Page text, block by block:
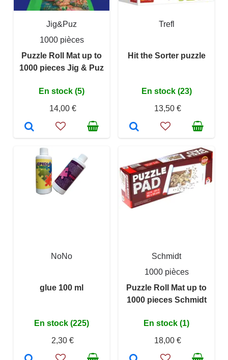
Jig&Puz
1000 pièces
Puzzle Roll Mat up to
1000 pieces Jig & Puz
En stock (5)
14,00 €
Trefl
Hit the Sorter puzzle
En stock (23)
13,50 €
NoNo
glue 100 ml
En stock (225)
2,30 €
Schmidt
1000 pièces
Puzzle Roll Mat up to
1000 pieces Schmidt
En stock (1)
18,00 €